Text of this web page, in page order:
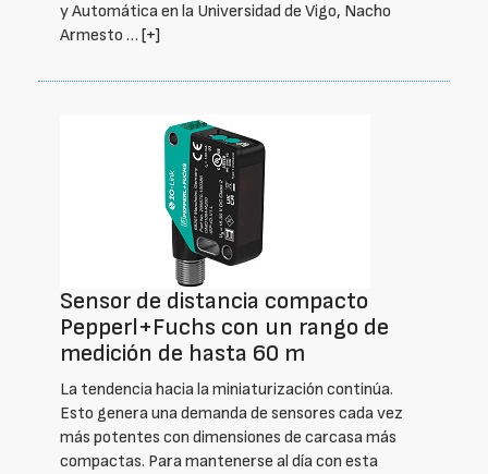
y Automática en la Universidad de Vigo, Nacho
Armesto … [+]
Sensor de distancia compacto
Pepperl+Fuchs con un rango de
medición de hasta 60 m
La tendencia hacia la miniaturización continúa.
Esto genera una demanda de sensores cada vez
más potentes con dimensiones de carcasa más
compactas. Para mantenerse al día con esta